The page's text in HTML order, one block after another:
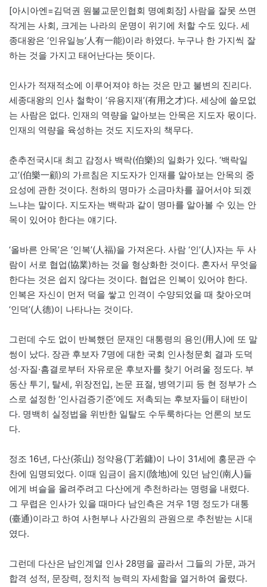
[아시아엔=김덕권 원불교문인협회 명예회장] 사람을 잘못 쓰면
작게는 사회, 크게는 나라의 운명이 위기에 처할 수도 있다. 세
종대왕은 ‘인유일능’人有一能)이라 하였다. 누구나 한 가지씩 잘
하는 것을 가지고 태어난다는 뜻이다.
인사가 적재적소에 이루어져야 하는 것은 만고 불변의 진리다.
세종대왕의 인사 철학이 ‘유용지재’(有用之才)다. 세상에 쓸모없
는 사람은 없다. 인재의 역량을 알아보는 안목은 지도자 몫이다.
인재의 역량을 육성하는 것도 지도자의 책무다.
춘추전국시대 최고 감정사 백락(伯樂)의 일화가 있다. ‘백락일
고’(伯樂一顧)의 가르침은 지도자가 인재를 알아보는 안목의 중
요성에 관한 것이다. 천하의 명마가 소금마차를 끌어서야 되겠
느냐는 말이다. 지도자는 백락과 같이 명마를 알아볼 수 있는 안
목이 있어야 한다는 얘기다.
‘올바른 안목’은 ‘인복’(人福)을 가져온다. 사람 ‘인’(人)자는 두 사
람이 서로 협업(協業)하는 것을 형상화한 것이다. 혼자서 무엇을
한다는 것은 쉽지 않다는 것이다. 협업은 인복이 있어야 한다.
인복은 자신이 먼저 덕을 쌓고 인격이 수양되었을 때 찾아오며
‘인덕’(人德)이 나타나는 것이다.
그런데 수도 없이 반복했던 문재인 대통령의 용인(用人)에 또 말
썽이 났다. 장관 후보자 7명에 대한 국회 인사청문회 결과 도덕
성·자질·흠결로부터 자유로운 후보자를 찾기 어려울 정도다. 부
동산 투기, 탈세, 위장전입, 논문 표절, 병역기피 등 현 정부가 스
스로 설정한 ‘인사검증기준’에도 저촉되는 후보자들이 태반이
다. 명백히 실정법을 위반한 일탈도 수두룩하다는 언론의 보도
다.
정조 16년, 다산(茶山) 정약용(丁若鏞)이 나이 31세에 홍문관 수
찬에 임명되었다. 이때 임금이 음지(陰地)에 있던 남인(南人)들
에게 벼슬을 올려주려고 다산에게 추천하라는 명령을 내렸다.
그 무렵은 인사가 있을 때마다 남인측은 겨우 1명 정도가 대통
(臺通)이라고 하여 사헌부나 사간원의 관원으로 추천받는 시대
였다.
그런데 다산은 남인계열 인사 28명을 골라서 그들의 가문, 과거
합격 성적, 문장력, 정치적 능력의 자세함을 열거하여 올렸다.